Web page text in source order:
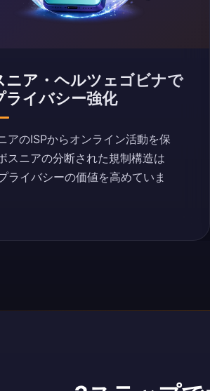
ニア・ヘルツェゴビナで
ライバシー強化
アのISPからオンライン活動を保
スニアの分断された規制構造は
ライバシーの価値を高めていま